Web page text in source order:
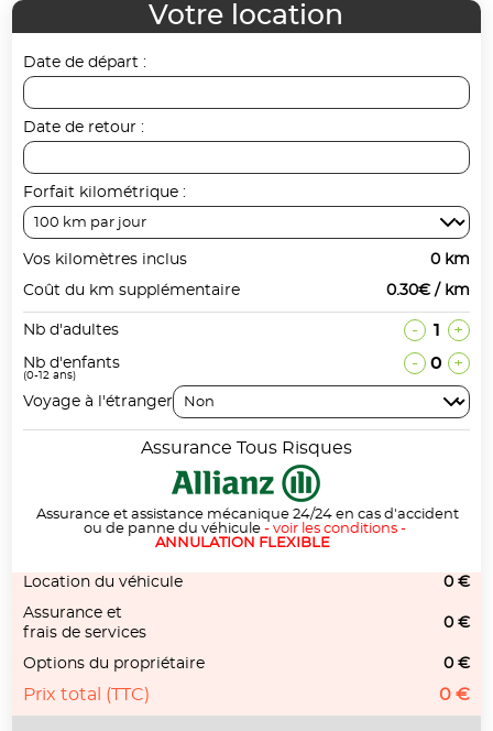
Votre location
Date de départ :
Date de retour :
Forfait kilométrique :
Vos kilomètres inclus
0 km
Coût du km supplémentaire
0.30€ / km
Nb d'adultes - 1 +
Nb d'enfants
(0-12 ans)
- 0 +
Voyage à l'étranger
Assurance Tous Risques
Assurance et assistance mécanique 24/24 en cas d'accident
ou de panne du véhicule - voir les conditions-
ANNULATION FLEXIBLE
Location du véhicule
0 €
Assurance et
frais de services
0 €
Options du propriétaire 0 €
Prix total (TTC) 0 €